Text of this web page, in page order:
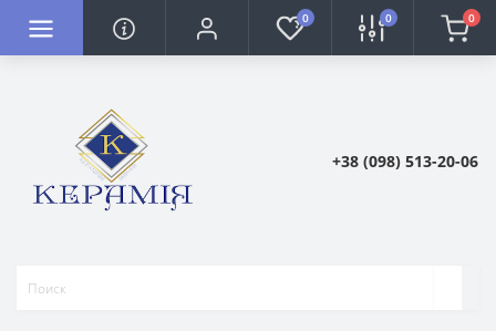
0 0 0
+38 (098) 513-20-06